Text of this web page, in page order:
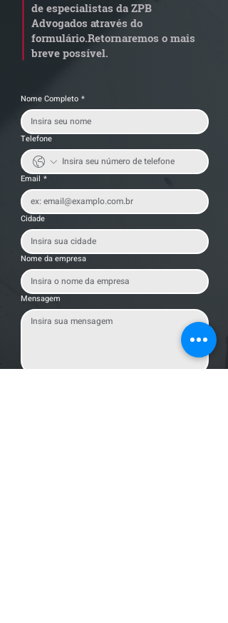
alerta para
transportadoras
de especialistas da ZPB
Advogados através do
formulário.Retornaremos o mais
breve possível.
Nome Completo *
Telefone
Email *
Cidade
Nome da empresa
Mensagem